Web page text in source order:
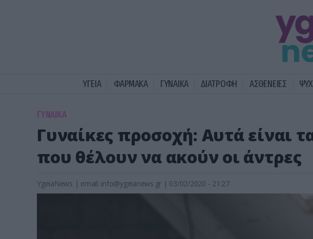
ΥΓΕΙΑ ΦΑΡΜΑΚΑ ΓΥΝΑΙΚΑ ΔΙΑΤΡΟΦΗ ΑΣΘΕΝΕΙΕΣ
ΓΥΝΑΙΚΑ
Γυναίκες προσοχή: Αυτά είναι
που θέλουν να ακούν οι άντρες
YgeiaNews | email: info@ygeianews.gr | 03/02/2020 - 21:27